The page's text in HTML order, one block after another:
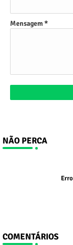
Mensagem*
NÃO PERCA
COMENTÁRIOS